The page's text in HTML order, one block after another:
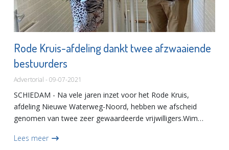
Rode Kruis-afdeling dankt twee afzwaaiende
bestuurders
Advertorial - 09-07-2021
SCHIEDAM - Na vele jaren inzet voor het Rode Kruis,
afdeling Nieuwe Waterweg-Noord, hebben we afscheid
genomen van twee zeer gewaardeerde vrijwilligers.Wim
het afdel...
Lees meer